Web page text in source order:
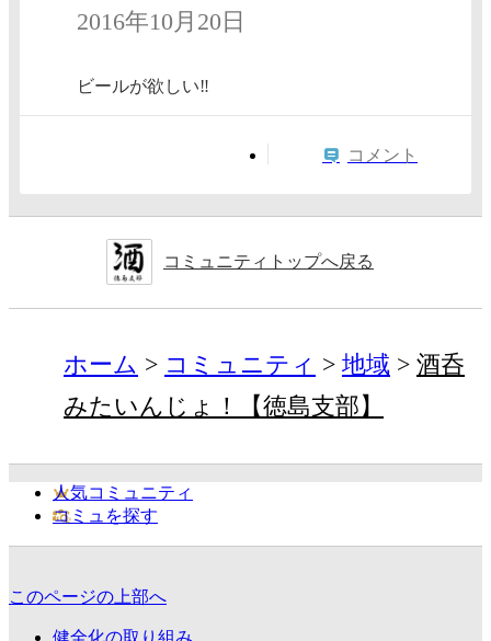
2016年10月20日
ビールが欲しい‼
コメント
コミュニティトップへ戻る
ホーム コミュニティ 地域
酒呑
みたいんじょ！【徳島支部】
人気コミュニティ
コミュを探す
このページの上部へ
健全化の取り組み